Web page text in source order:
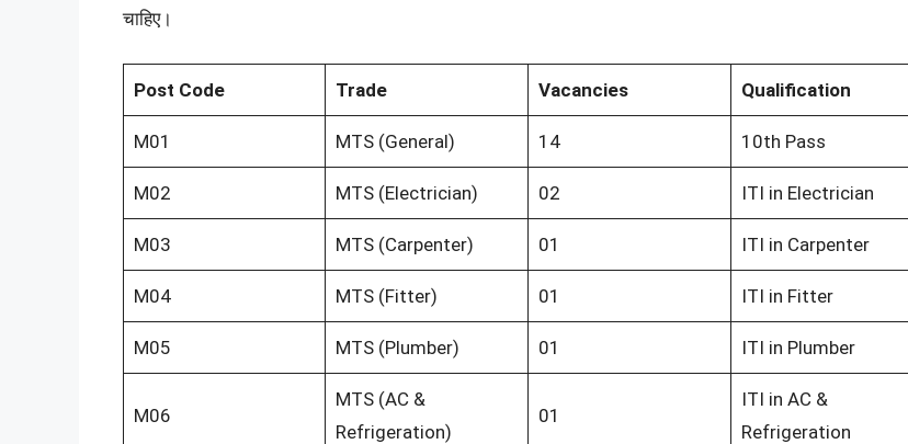
चाहिए।
Post Code Trade Vacancies Qualification
M01 MTS (General) 14 10th Pass
M02 MTS (Electrician) 02 ITI in Electrician
M03 MTS (Carpenter) 01 ITI in Carpenter
M04 MTS (Fitter) 01 ITI in Fitter
M05 MTS (Plumber) 01 ITI in Plumber
M06
MTS (AC &
Refrigeration)
01
ITI in AC &
Refrigeration